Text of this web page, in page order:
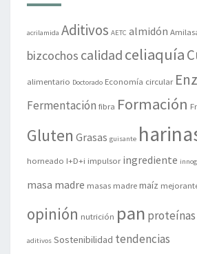
acrilamida Aditivos AETC almidón
bizcochos calidad celiaquía
alimentario Doctorado Economía circular
Fermentación fibra Formación
Gluten Grasas guisante
horneado I+D+i impulsor ingrediente
masa madre masas madremaíz
opinión nutrición pan proteínas
aditivos Sostenibilidad tendencias